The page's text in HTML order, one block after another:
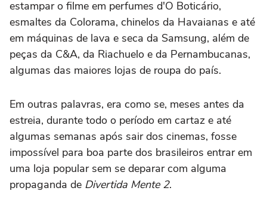
estampar o filme em perfumes d'O Boticário,
esmaltes da Colorama, chinelos da Havaianas e até
em máquinas de lava e seca da Samsung, além de
peças da C&A, da Riachuelo e da Pernambucanas,
algumas das maiores lojas de roupa do país.
Em outras palavras, era como se, meses antes da
estreia, durante todo o período em cartaz e até
algumas semanas após sair dos cinemas, fosse
impossível para boa parte dos brasileiros entrar em
uma loja popular sem se deparar com alguma
propaganda de Divertida Mente 2.